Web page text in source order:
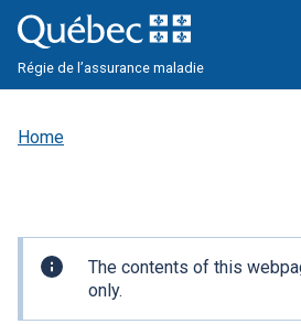
main
content
Régie de l’assurance maladie
Home
Important
information
The contents of this
only.